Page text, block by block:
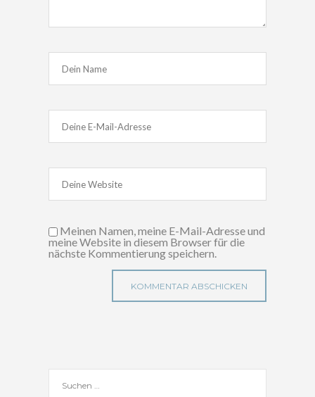
Meinen Namen, meine E-Mail-Adresse und
meine Website in diesem Browser für die
nächste Kommentierung speichern.